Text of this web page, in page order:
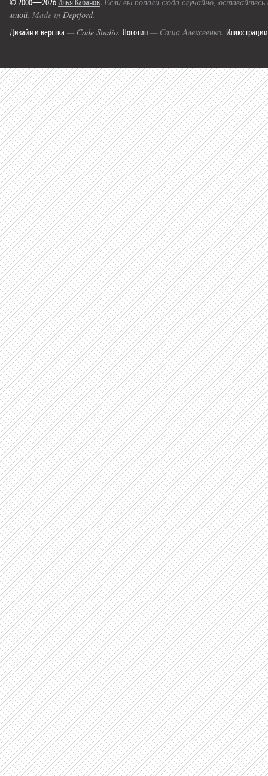
мной. Made in Deptford.
Дизайн и верстка — Code Studio. Логотип — Саша Алексеенко. Иллюстрации